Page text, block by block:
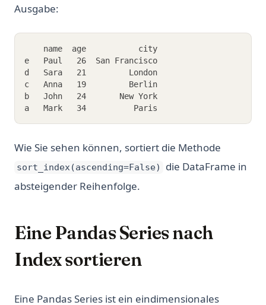
Ausgabe:
    name  age           city
e   Paul   26  San Francisco
d   Sara   21         London
c   Anna   19         Berlin
b   John   24       New York
a   Mark   34          Paris
Wie Sie sehen können, sortiert die Methode
sort_index(ascending=False)
die DataFrame in
absteigender Reihenfolge.
Eine Pandas Series nach
Index sortieren
Eine Pandas Series ist ein eindimensionales